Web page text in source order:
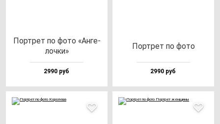
Пор­трет по фо­то «Анге­
лоч­ки»
2990 руб
Пор­трет по фо­то
2990 руб